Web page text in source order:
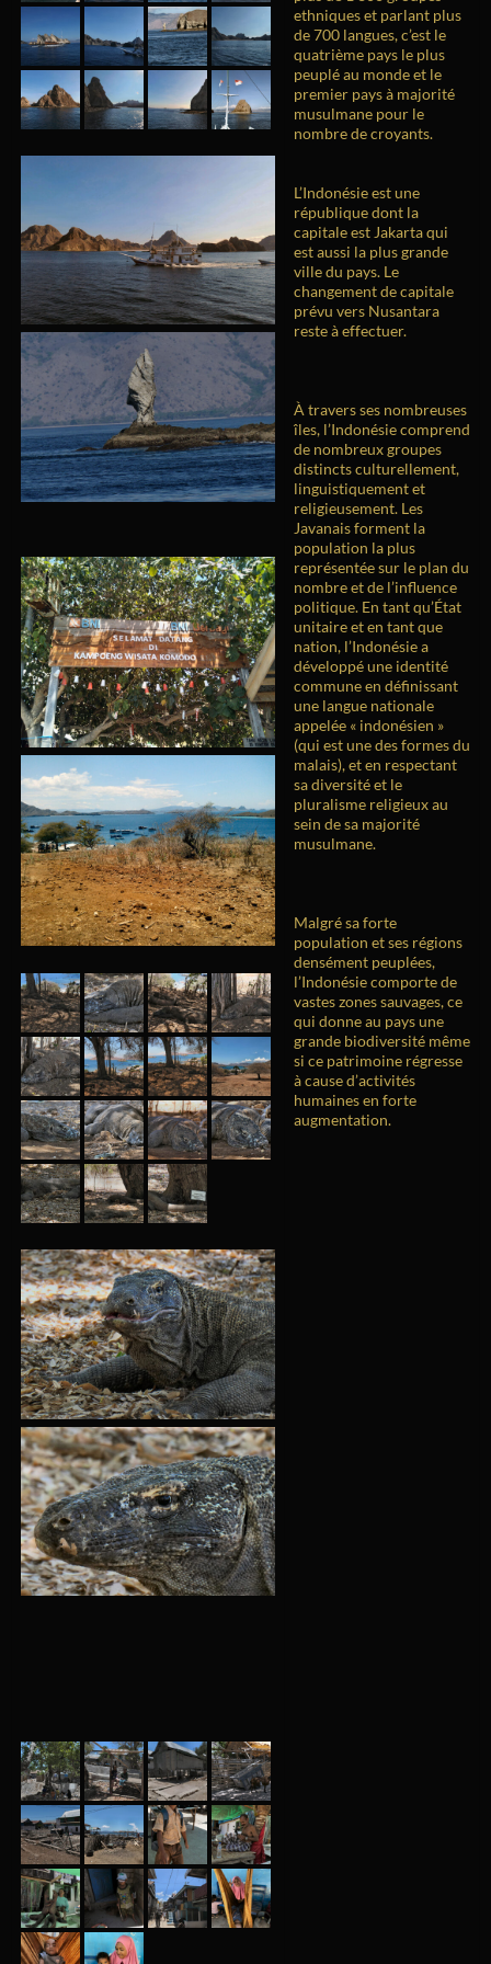
ethniques et parlant plus
de 700 langues, c’est le
quatrième pays le plus
peuplé au monde et le
premier pays à majorité
musulmane pour le
nombre de croyants.
L’Indonésie est une
république dont la
capitale est Jakarta qui
est aussi la plus grande
ville du pays. Le
changement de capitale
prévu vers Nusantara
reste à effectuer.
À travers ses nombreuses
îles, l’Indonésie comprend
de nombreux groupes
distincts culturellement,
linguistiquement et
religieusement. Les
Javanais forment la
population la plus
représentée sur le plan du
nombre et de l’influence
politique. En tant qu’État
unitaire et en tant que
nation, l’Indonésie a
développé une identité
commune en définissant
une langue nationale
appelée « indonésien »
(qui est une des formes du
malais), et en respectant
sa diversité et le
pluralisme religieux au
sein de sa majorité
musulmane.
Malgré sa forte
population et ses régions
densément peuplées,
l’Indonésie comporte de
vastes zones sauvages, ce
qui donne au pays une
grande biodiversité même
si ce patrimoine régresse
à cause d’activités
humaines en forte
augmentation.